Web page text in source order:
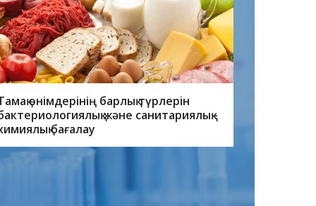
өнімдерінің барлық түрлерін
және санитариялық -
бағалау